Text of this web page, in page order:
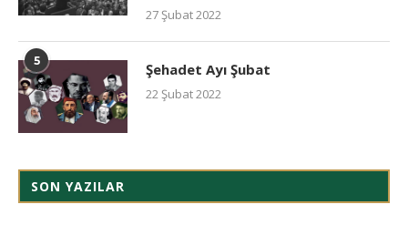
27 Şubat 2022
5 Şehadet Ayı Şubat
22 Şubat 2022
SON YAZILAR